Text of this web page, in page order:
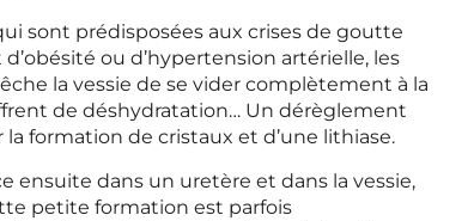
sont prédisposées aux crises de goutte
ou d’hypertension artérielle, les
la vessie de se vider complètement à la
de déshydratation… Un dérèglement
formation de cristaux et d’une lithiase.
ensuite dans un uretère et dans la vessie,
petite formation est parfois